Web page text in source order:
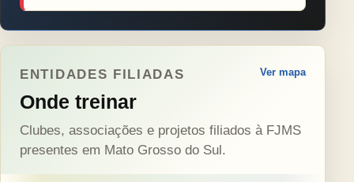
ENTIDADES FILIADAS
Onde treinar
Ver mapa
Clubes, associações e projetos filiados à FJMS
presentes em Mato Grosso do Sul.